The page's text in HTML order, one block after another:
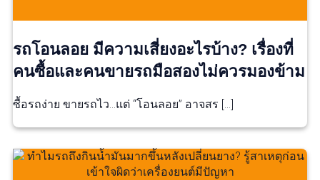
รถโอนลอย มีความเสี่ยงอะไรบ้าง? เรื่องที่
คนซื้อและคนขายรถมือสองไม่ควรมองข้าม
ซื้อรถง่าย ขายรถไว…แต่ “โอนลอย” อาจสร […]